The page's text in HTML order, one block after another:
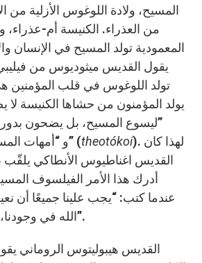
المسيح، ولادة اللوغوس الأزلية من
من العذراء. الكنيسة أم-
المعمودية تولد المسيح في الإنسان
يقول القديس ميثوديوس من
تولد اللوغوس في قلب المؤمنين
يولد المؤمنون من حشاها الكنيسة لا
ليسوع المسيح، بل يضحون
) و “أمهات المسيح” (theotókoi). لهذا كان
القديس اغناطيوس الأنطاكي
أدرك هذا الأمر الفيلسوف
عندما كتب: “يجب علينا جميعًا أن
الله في وجودنا، أن نكون أمهات لله”.
القديس هيبوليتوس الروماني